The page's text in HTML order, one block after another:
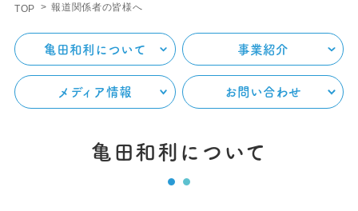
TOP 報道関係者の皆様へ
亀田和利について 事業紹介
メディア情報 お問い合わせ
亀田和利について